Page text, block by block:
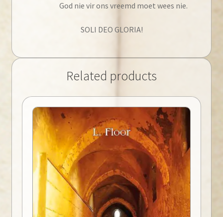
God nie vir ons vreemd moet wees nie.
SOLI DEO GLORIA!
Related products